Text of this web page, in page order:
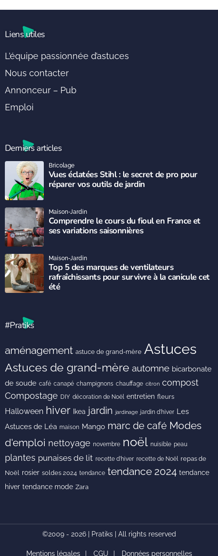
Liens utiles
L’équipe passionnée d’astuces
Nous contacter
Annonceur – Pub
Emploi
Derniers articles
Vues éclatées Stihl : le secret de pro pour
réparer vos outils de jardin
Bricolage
Comprendre le cours du fioul en France et
ses variations saisonnières
Maison-Jardin
Top 5 des marques de ventilateurs
rafraîchissants pour survivre à la canicule cet
été
Maison-Jardin
#Pratiks
aménagement astuce de grand-mère Astuces
Astuces de grand-mère automne bicarbonate
de soude café canapé champignons chauffage citron compost
Compostage DIY décoration de Noël entretien fleurs
Halloween hiver Ikea jardin jardinage jardin d'hiver Les
Astuces de Léa maison Mango marc de café Modes
d'emploi nettoyage novembre noël nuisible peau
plantes punaises de lit recette d'hiver recette de Noël repas de
Noël rosier soldes 2024 tendance tendance 2024 tendance
hiver tendance mode Zara
©2009 - 2026 | Pratiks | All rights reserved
Mentions légales CGU Données personnelles